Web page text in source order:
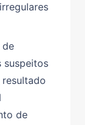
de
suspeitos
de